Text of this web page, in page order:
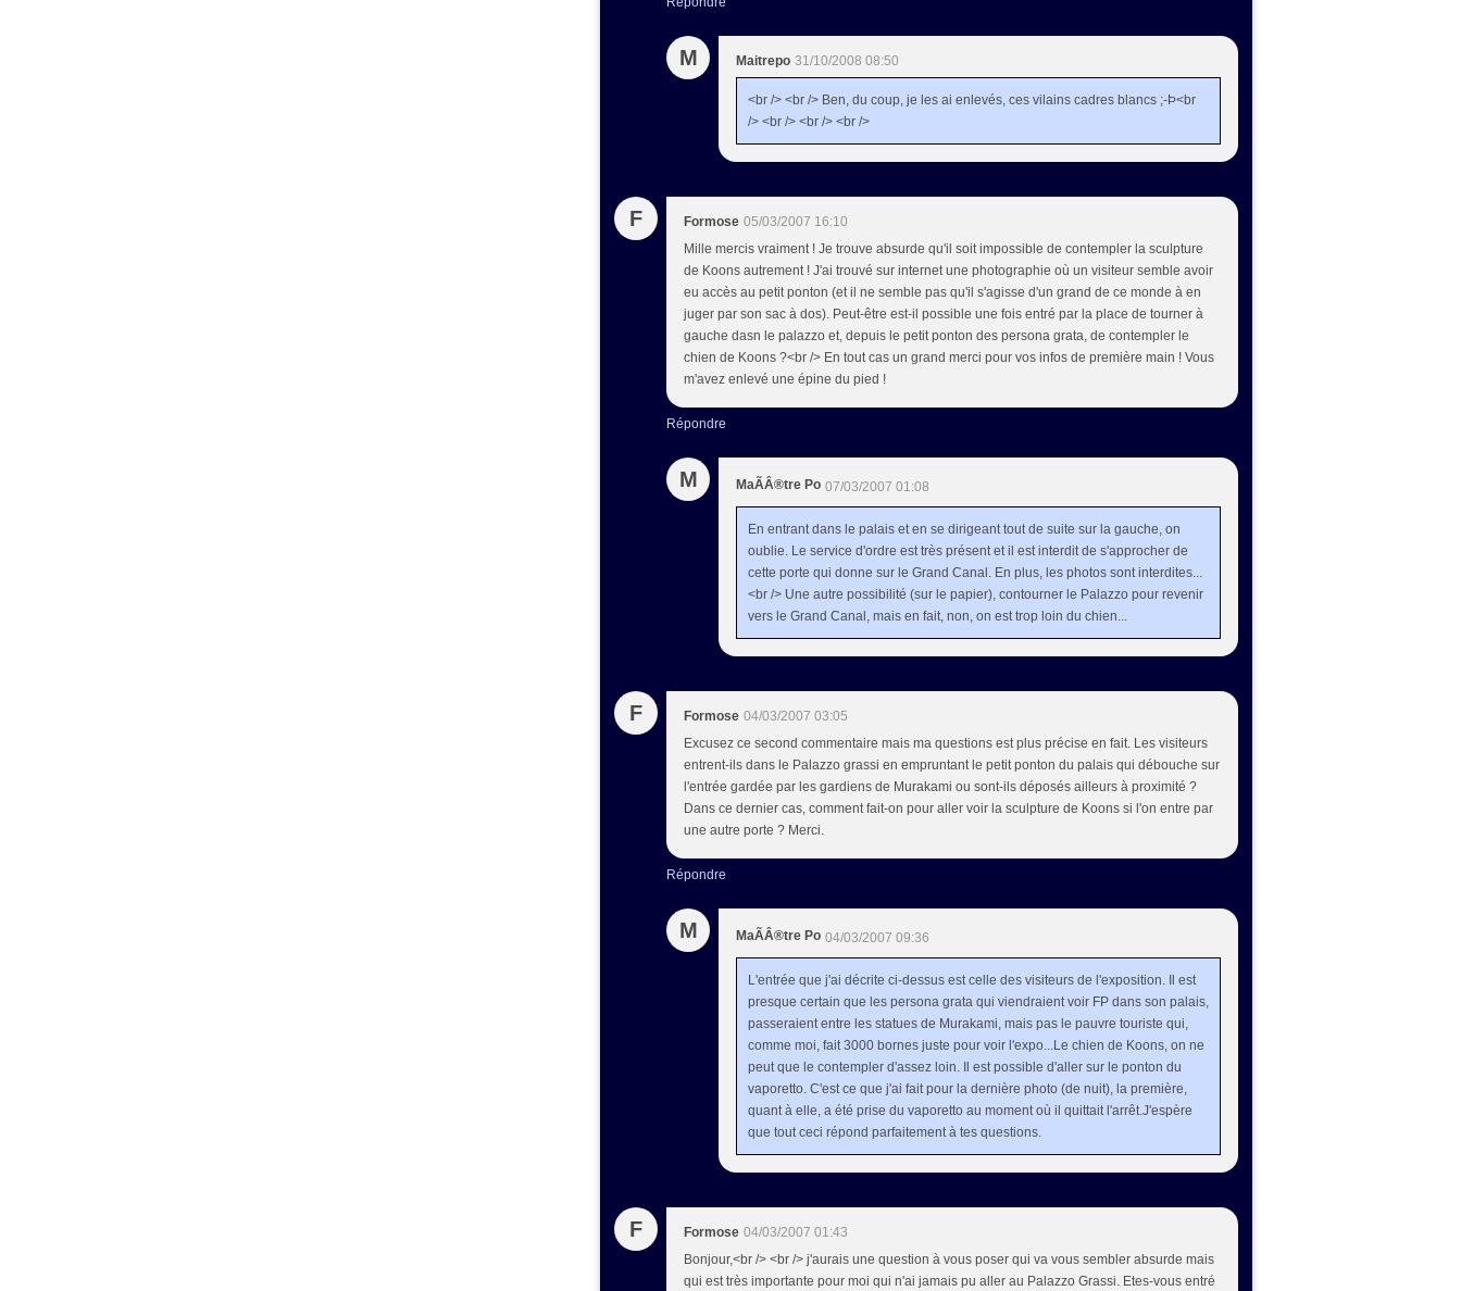
M Maitrepo 31/10/2008 08:50
<br /> <br /> Ben, du coup, je les ai enlevés, ces vilains cadres blancs ;-Þ<br
/> <br /> <br /> <br />
F Formose 05/03/2007 16:10
Mille mercis vraiment ! Je trouve absurde qu'il soit impossible de contempler la sculpture
de Koons autrement ! J'ai trouvé sur internet une photographie où un visiteur semble avoir
eu accès au petit ponton (et il ne semble pas qu'il s'agisse d'un grand de ce monde à en
juger par son sac à dos). Peut-être est-il possible une fois entré par la place de tourner à
gauche dasn le palazzo et, depuis le petit ponton des persona grata, de contempler le
chien de Koons ?<br /> En tout cas un grand merci pour vos infos de première main ! Vous
m'avez enlevé une épine du pied !
Répondre
M MaÃÂ®tre Po 07/03/2007 01:08
En entrant dans le palais et en se dirigeant tout de suite sur la gauche, on
oublie. Le service d'ordre est très présent et il est interdit de s'approcher de
cette porte qui donne sur le Grand Canal. En plus, les photos sont interdites...
<br /> Une autre possibilité (sur le papier), contourner le Palazzo pour revenir
vers le Grand Canal, mais en fait, non, on est trop loin du chien...
F Formose 04/03/2007 03:05
Excusez ce second commentaire mais ma questions est plus précise en fait. Les visiteurs
entrent-ils dans le Palazzo grassi en empruntant le petit ponton du palais qui débouche sur
l'entrée gardée par les gardiens de Murakami ou sont-ils déposés ailleurs à proximité ?
Dans ce dernier cas, comment fait-on pour aller voir la sculpture de Koons si l'on entre par
une autre porte ? Merci.
Répondre
M MaÃÂ®tre Po 04/03/2007 09:36
L'entrée que j'ai décrite ci-dessus est celle des visiteurs de l'exposition. Il est
presque certain que les persona grata qui viendraient voir FP dans son palais,
passeraient entre les statues de Murakami, mais pas le pauvre touriste qui,
comme moi, fait 3000 bornes juste pour voir l'expo...Le chien de Koons, on ne
peut que le contempler d'assez loin. Il est possible d'aller sur le ponton du
vaporetto. C'est ce que j'ai fait pour la dernière photo (de nuit), la première,
quant à elle, a été prise du vaporetto au moment où il quittait l'arrêt.J'espère
que tout ceci répond parfaitement à tes questions.
F Formose 04/03/2007 01:43
Bonjour,<br /> <br /> j'aurais une question à vous poser qui va vous sembler absurde mais
qui est très importante pour moi qui n'ai jamais pu aller au Palazzo Grassi. Etes-vous entré